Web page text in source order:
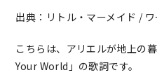
出典：リトル・マーメイド /
こちらは、アリエルが地上の
Your World」の歌詞です。